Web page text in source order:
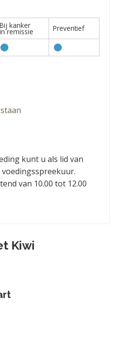
Bij kanker
in remissie Preventief
kunt u als lid van
van 10.00 tot 12.00
Kiwi